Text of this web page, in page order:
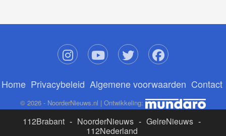
Home Privacybeleid Algemene voorwaarden Contact
© 2026 - NoorderNieuws.nl | Ontwikkeling:
112Brabant - NoorderNieuws - GelreNieuws -
112Nederland